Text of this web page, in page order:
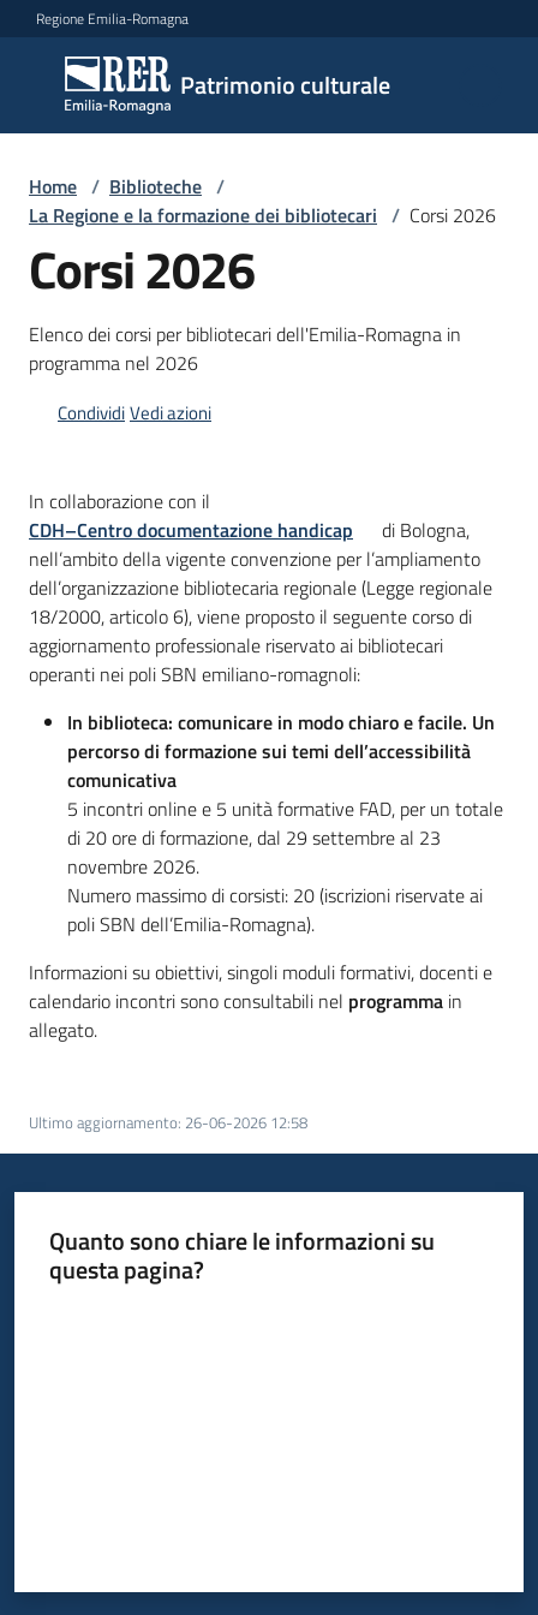
Vai al contenuto
Vai alla navigazione
Vai al footer
Regione Emilia-Romagna
Patrimonio culturale
Patrimonio
culturale
Argomenti
Servizi
Atti
Bandi
Piani
Programmi
Progetti
Mediateca
Giuseppe
Guglielmi
Seguici
su
Home / Biblioteche /
La Regione e la formazione dei bibliotecari / Corsi 2026
Corsi 2026
Elenco dei corsi per bibliotecari dell'Emilia-Romagna in
programma nel 2026
CondividiVedi azioni
In collaborazione con il
CDH–Centro documentazione handicap
di Bologna,
nell’ambito della vigente convenzione per l’ampliamento
dell’organizzazione bibliotecaria regionale (Legge regionale
18/2000, articolo 6), viene proposto il seguente corso di
aggiornamento professionale riservato ai bibliotecari
operanti nei poli SBN emiliano-romagnoli:
In biblioteca: comunicare in modo chiaro e facile. Un
percorso di formazione sui temi dell’accessibilità
comunicativa
5 incontri online e 5 unità formative FAD, per un totale
di 20 ore di formazione, dal 29 settembre al 23
novembre 2026.
Numero massimo di corsisti: 20 (iscrizioni riservate ai
poli SBN dell’Emilia-Romagna).
Informazioni su obiettivi, singoli moduli formativi, docenti e
calendario incontri sono consultabili nel programma in
allegato.
Ultimo aggiornamento: 26-06-2026 12:58
Quanto sono chiare le informazioni su
questa pagina?